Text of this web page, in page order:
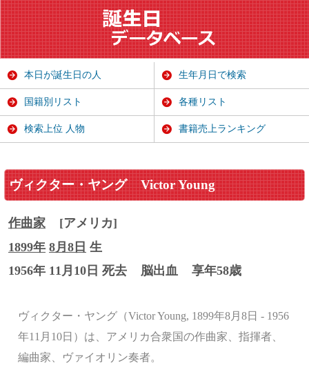
ヴィクター・ヤング Victor Young
作曲家
[アメリカ]
1899年 8月8日 生
1956年 11月10日 死去
脳出血 享年58歳
ヴィクター・ヤング（Victor Young, 1899年8月8日 - 1956
年11月10日）は、アメリカ合衆国の作曲家、指揮者、
編曲家、ヴァイオリン奏者。
本日が誕生日の人 生年月日で検索
国籍別リスト 各種リスト
検索上位 人物 書籍売上ランキング